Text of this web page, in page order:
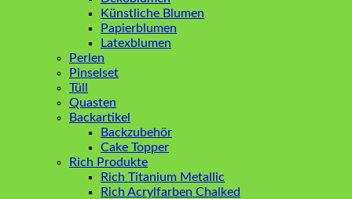
Künstliche Blumen
Papierblumen
Latexblumen
Perlen
Pinselset
Tüll
Quasten
Backartikel
Backzubehör
Cake Topper
Rich Produkte
Rich Titanium Metallic
Rich Acrylfarben Chalked